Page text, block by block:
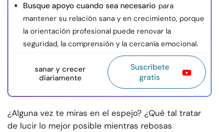
Busque apoyo cuando sea necesario para
mantener su relación sana y en crecimiento, porque
la orientación profesional puede renovar la
seguridad, la comprensión y la cercanía emocional.
sanar y crecer
diariamente
Suscríbete
gratis
¿Alguna vez te miras en el espejo? ¿Qué tal tratar
de lucir lo mejor posible mientras rebosas